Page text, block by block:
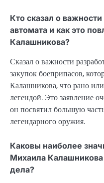
Кто сказал о
автомата и как это
Калашникова?
Сказал о важности
закупок боеприпасов,
Калашникова, что рано
легендой. Это заявление
он посвятил большую
легендарного оружия.
Каковы наиболее
Михаила
дела?